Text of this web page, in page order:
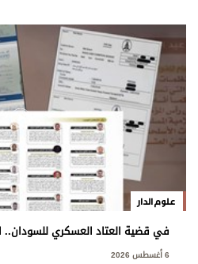
علوم الدار
في قضية العتاد العسكري للسودان..
استهدف المساس بسيادة الدولة6 أغسطس 2026